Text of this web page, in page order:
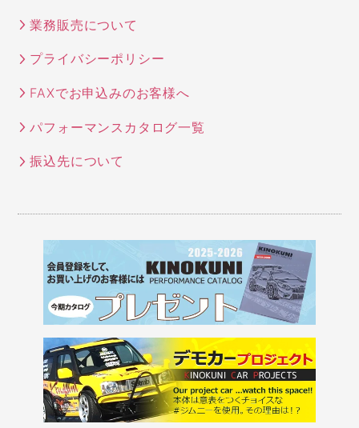
業務販売について
プライバシーポリシー
FAXでお申込みのお客様へ
パフォーマンスカタログ一覧
振込先について